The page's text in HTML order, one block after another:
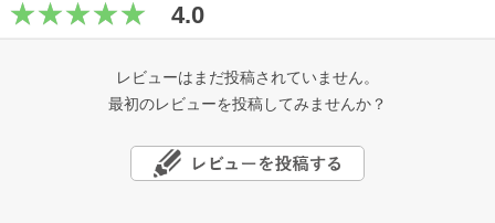
4.0
レビューはまだ投稿されていません。
最初のレビューを投稿してみませんか？